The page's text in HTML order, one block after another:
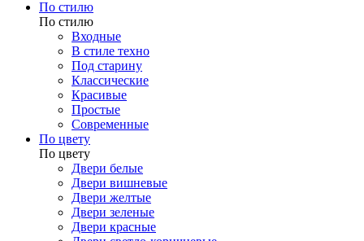
По стилю
По стилю
Входные
В стиле техно
Под старину
Классические
Красивые
Простые
Современные
По цвету
По цвету
Двери белые
Двери вишневые
Двери желтые
Двери зеленые
Двери красные